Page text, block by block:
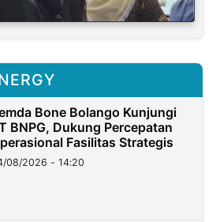
Bone Bolango Kunjungi
BNPG, Dukung Percepatan
Fasilitas Strategis
08/2026 - 14:20